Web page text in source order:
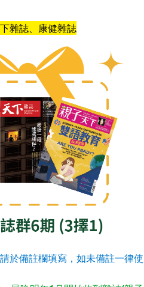
雜誌、康健雜誌
備註欄填寫，如未備註一律使